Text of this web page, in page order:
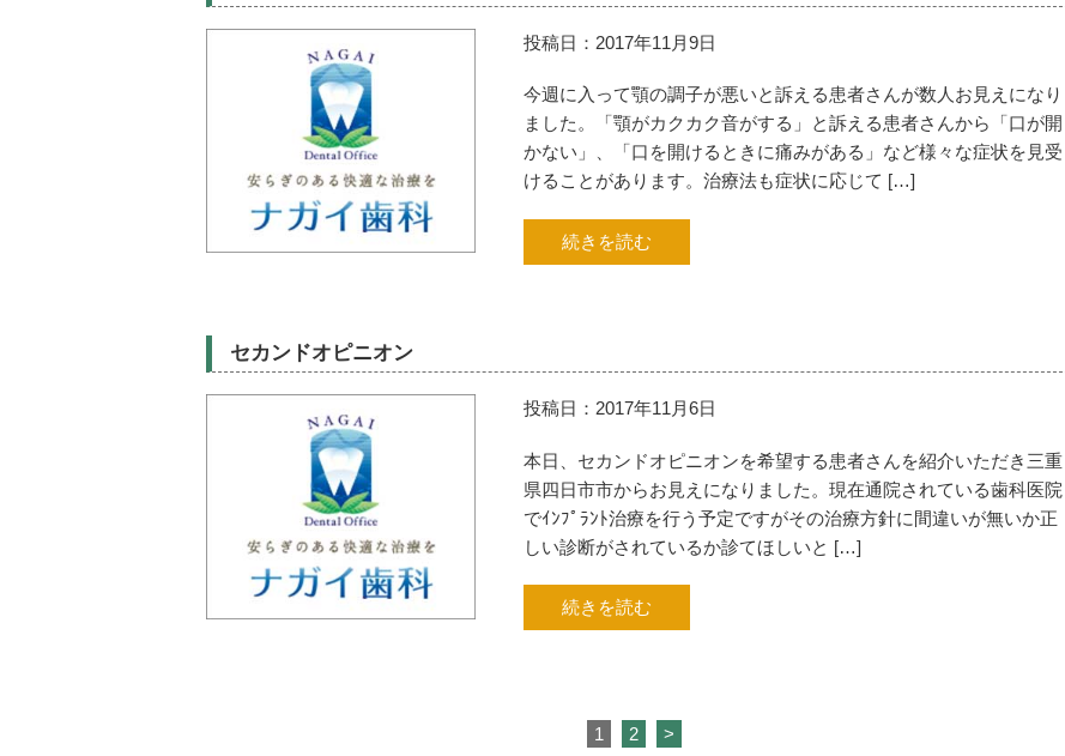
投稿日：2017年11月9日
今週に入って顎の調子が悪いと訴える患者さんが数人お見えになり
ました。「顎がカクカク音がする」と訴える患者さんから「口が開
かない」、「口を開けるときに痛みがある」など様々な症状を見受
けることがあります。治療法も症状に応じて […]
続きを読む
セカンドオピニオン
投稿日：2017年11月6日
本日、セカンドオピニオンを希望する患者さんを紹介いただき三重
県四日市市からお見えになりました。現在通院されている歯科医院
でｲﾝﾌﾟﾗﾝﾄ治療を行う予定ですがその治療方針に間違いが無いか正
しい診断がされているか診てほしいと […]
続きを読む
1 2 >